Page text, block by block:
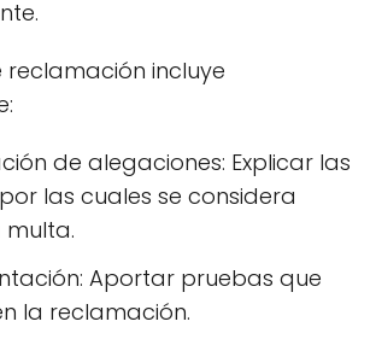
reclamación incluye
de alegaciones: Explicar las
las cuales se considera
multa.
Aportar pruebas que
la reclamación.